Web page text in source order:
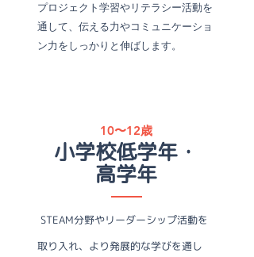
プロジェクト学習やリテラシー活動を
通して、伝える力やコミュニケーショ
ン力をしっかりと伸ばします。
10〜12歳
小学校低学年・
高学年
STEAM分野やリーダーシップ活動を
取り入れ、より発展的な学びを通し